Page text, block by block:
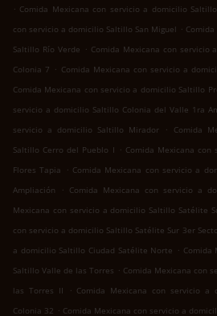
. Comida Mexicana con servicio a domicilio
con servicio a domicilio Saltillo San Miguel .
Saltillo Río Verde . Comida Mexicana con servicio
Colonia 7 . Comida Mexicana con servicio a
Comida Mexicana con servicio a domicilio Saltillo
servicio a domicilio Saltillo Colonia del Valle 1ra
servicio a domicilio Saltillo Mirador
.
Comida
Saltillo Cerro del Pueblo I . Comida Mexicana
Flores Tapia
. Comida Mexicana con servicio a
Ampliación
. Comida Mexicana con servicio a
Mexicana con servicio a domicilio Saltillo Satélite
con servicio a domicilio Saltillo Satélite Sur 3er
a domicilio Saltillo Ciudad Satélite Norte . Comida
Saltillo Valle de las Torres . Comida Mexicana con
las Torres II
. Comida Mexicana con servicio a
Colonia 32 . Comida Mexicana con servicio a